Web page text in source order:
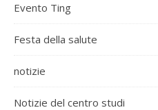
Evento Ting
Festa della salute
notizie
Notizie del centro studi